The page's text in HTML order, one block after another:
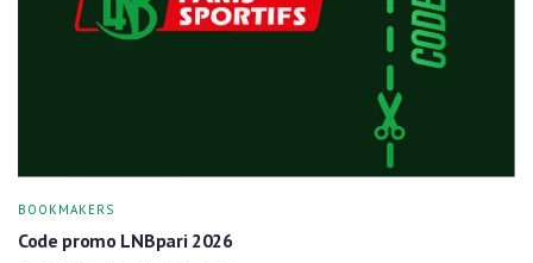
BOOKMAKERS
Code promo LNBpari 2026